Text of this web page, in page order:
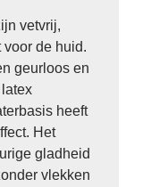
vetvrij,
de huid.
geurloos en
heeft
Het
gladheid
vlekken